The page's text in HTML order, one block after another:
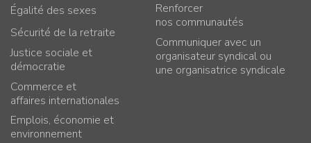
Égalité des sexes
Sécurité de la retraite
Justice sociale et
démocratie
Commerce et
affaires internationales
Emplois, économie et
environnement
Renforcer
nos communautés
Communiquer avec un
organisateur syndical ou
une organisatrice syndicale